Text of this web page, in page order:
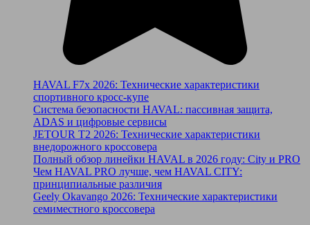
HAVAL F7x 2026: Технические характеристики
спортивного кросс-купе
Система безопасности HAVAL: пассивная защита,
ADAS и цифровые сервисы
JETOUR T2 2026: Технические характеристики
внедорожного кроссовера
Полный обзор линейки HAVAL в 2026 году: City и PRO
Чем HAVAL PRO лучше, чем HAVAL CITY:
принципиальные различия
Geely Okavango 2026: Технические характеристики
семиместного кроссовера